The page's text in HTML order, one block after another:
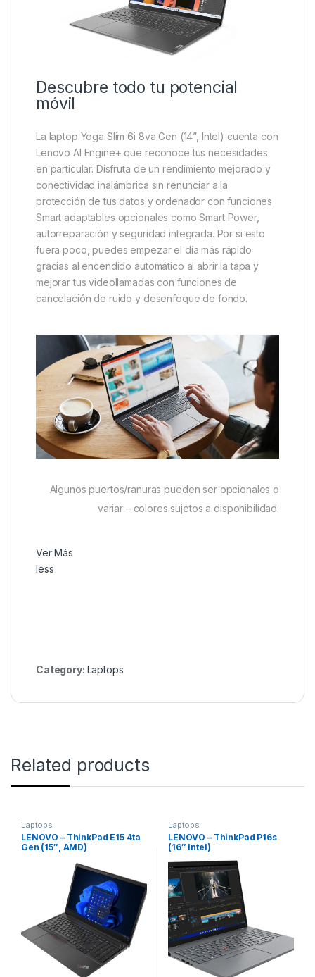
Descubre todo tu potencial
móvil
La laptop Yoga Slim 6i 8va Gen (14”, Intel) cuenta con
Lenovo AI Engine+ que reconoce tus necesidades
en particular. Disfruta de un rendimiento mejorado y
conectividad inalámbrica sin renunciar a la
protección de tus datos y ordenador con funciones
Smart adaptables opcionales como Smart Power,
autorreparación y seguridad integrada. Por si esto
fuera poco, puedes empezar el día más rápido
gracias al encendido automático al abrir la tapa y
mejorar tus videollamadas con funciones de
cancelación de ruido y desenfoque de fondo.
Algunos puertos/ranuras pueden ser opcionales o
variar – colores sujetos a disponibilidad.
Ver Más
less
Category: Laptops
Related products
Laptops
LENOVO – ThinkPad E15 4ta
Gen (15″, AMD)
Laptops
LENOVO – ThinkPad P16s
(16″ Intel)